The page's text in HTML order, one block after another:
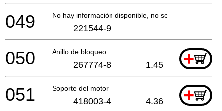
No hay información disponible, no se puede pedir
049 221544-9
Anillo de bloqueo +
050 267774-8 1.45
Soporte del motor +
051 418003-4 4.36